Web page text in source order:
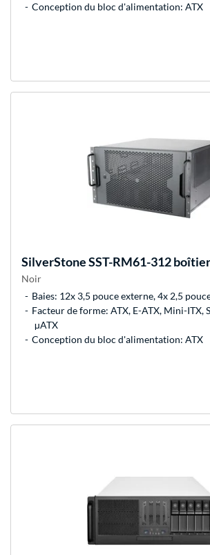
Conception du bloc d'alimentation: ATX
SilverStoneSST-RM61-312
Noir
Baies: 12x 3,5 pouce externe, 4x 2,5
Facteur de forme: ATX, E-ATX, Mini-ITX,
µATX
Conception du bloc d'alimentation: ATX